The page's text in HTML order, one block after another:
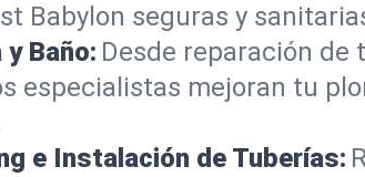
Babylon seguras y
Baño: Desde reparación
especialistas mejoran tu
e Instalación de Tuberías: